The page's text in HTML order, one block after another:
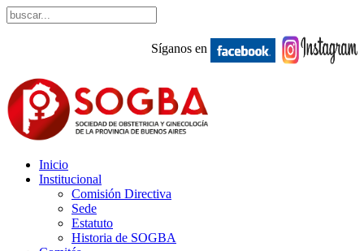
Síganos en
Inicio
Institucional
Comisión Directiva
Sede
Estatuto
Historia de SOGBA